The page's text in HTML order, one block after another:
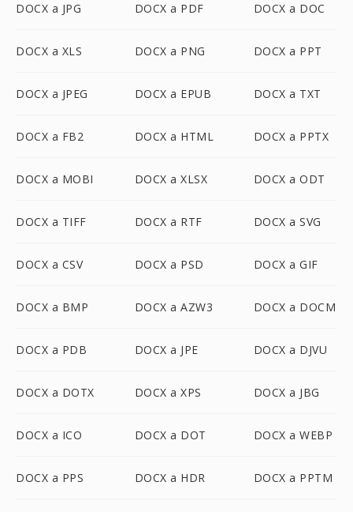
DOCX a JPG DOCX a PDF DOCX a DOC
DOCX a XLS DOCX a PNG DOCX a PPT
DOCX a JPEG DOCX a EPUB DOCX a TXT
DOCX a FB2 DOCX a HTML DOCX a PPTX
DOCX a MOBI DOCX a XLSX DOCX a ODT
DOCX a TIFF DOCX a RTF DOCX a SVG
DOCX a CSV DOCX a PSD DOCX a GIF
DOCX a BMP DOCX a AZW3 DOCX a DOCM
DOCX a PDB DOCX a JPE DOCX a DJVU
DOCX a DOTX DOCX a XPS DOCX a JBG
DOCX a ICO DOCX a DOT DOCX a WEBP
DOCX a PPS DOCX a HDR DOCX a PPTM